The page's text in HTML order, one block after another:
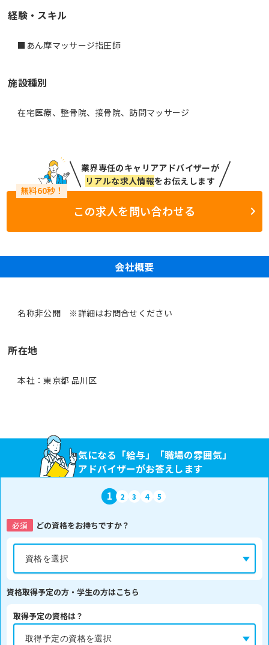
経験・スキル
■あん摩マッサージ指圧師
施設種別
在宅医療、整骨院、接骨院、訪問マッサージ
業界専任のキャリアアドバイザーが
リアルな求人情報をお伝えします
この求人を問い合わせる
会社概要
名称非公開 ※詳細はお問合せください
所在地
本社：東京都 品川区
気になる「給与」「職場の雰囲気」
アドバイザーがお答えします
1 2 3 4 5
必須 どの資格をお持ちですか？
資格取得予定の方・学生の方はこちら
取得予定の資格は？